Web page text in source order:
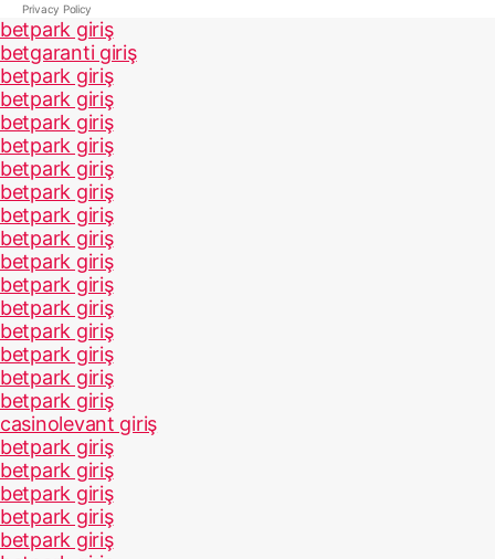
Privacy Policy
betpark giriş
betgaranti giriş
betpark giriş
betpark giriş
betpark giriş
betpark giriş
betpark giriş
betpark giriş
betpark giriş
betpark giriş
betpark giriş
betpark giriş
betpark giriş
betpark giriş
betpark giriş
betpark giriş
betpark giriş
casinolevant giriş
betpark giriş
betpark giriş
betpark giriş
betpark giriş
betpark giriş